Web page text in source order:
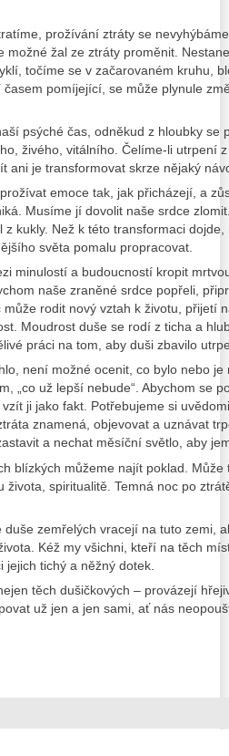
prožívání ztráty se
možné žal ze ztráty proměnit.
točíme se v začarovaném kruhu,
pomíjející, se může plynule
psýché čas, odněkud z hloubky se
živého, vitálního. Čelíme-li utrpení
ani je transformovat skrze nějaký
emoce tak, jak přicházejí, a
Musíme jí dovolit naše srdce
z kukly. Než k této transformaci
světa pomalu propracovat.
minulostí a budoucností kropit
naše zraněné srdce popřeli,
rodit nový vztah k životu, přijetí
Moudrost duše se rodí z ticha a
práci na tom, aby duši zbavilo
není možné ocenit, co bylo nebo
„co už lepší nebude“. Abychom se
ji jako fakt. Potřebujeme si
znamená, objevovat a uznávat
a nechat měsíční světlo, aby
blízkých můžeme najít poklad.
života, spiritualitě. Temná noc po
duše zemřelých vracejí na tuto zemi,
Kéž my všichni, kteří na těch
tichý a něžný dotek.
těch dušičkových – provázejí
už jen a jen sami, ať nás